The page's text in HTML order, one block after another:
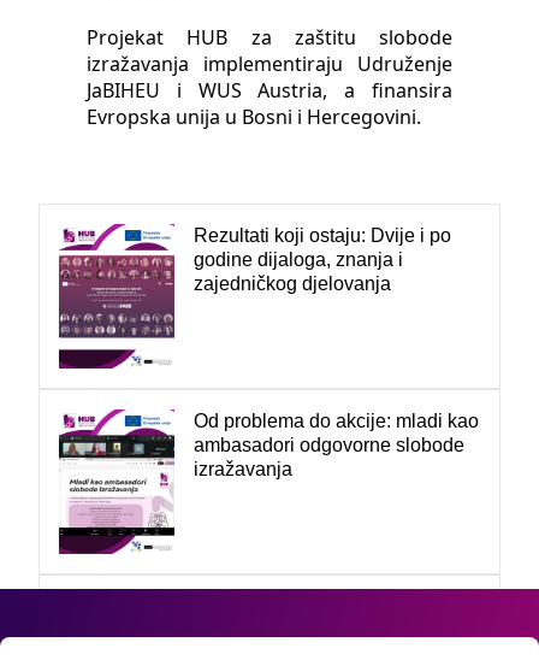
Projekat HUB za zaštitu slobode
izražavanja implementiraju Udruženje
JaBIHEU i WUS Austria, a finansira
Evropska unija u Bosni i Hercegovini.
Rezultati koji ostaju: Dvije i po
godine dijaloga, znanja i
zajedničkog djelovanja
Od problema do akcije: mladi kao
ambasadori odgovorne slobode
izražavanja